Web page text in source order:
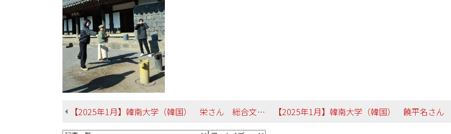
【2025年1月】韓南大学（韓国） 栄さん 総合文化学部 英米言語文化学科